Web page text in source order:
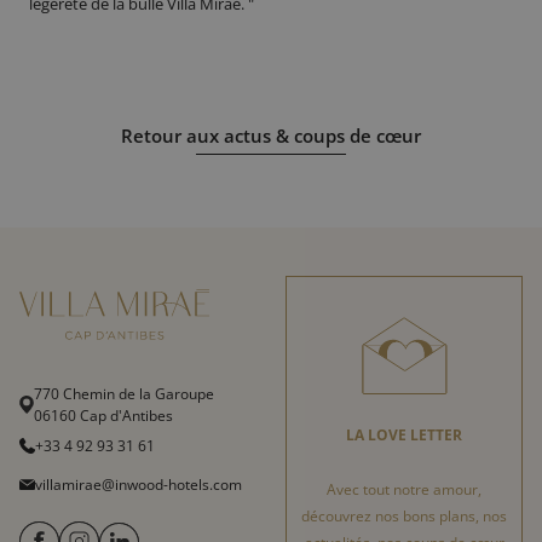
Retour aux actus & coups de cœur
770 Chemin de la Garoupe
06160 Cap d'Antibes
+33 4 92 93 31 61
villamirae@inwood-hotels.com
LA LOVE LETTER
Avec tout notre amour,
découvrez nos bons plans, nos